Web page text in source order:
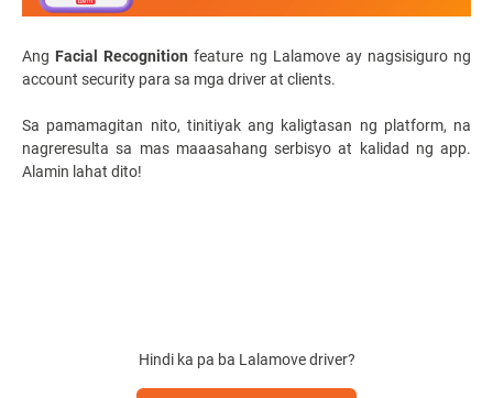
Ang Facial Recognitionfeature ng Lalamove ay nagsisiguro ng
account security para sa mga driver at clients.
Sa pamamagitan nito, tinitiyak ang kaligtasan ng platform, na
nagreresulta sa mas maaasahang serbisyo at kalidad ng app.
Alamin lahat dito!
Hindi ka pa ba Lalamove driver?